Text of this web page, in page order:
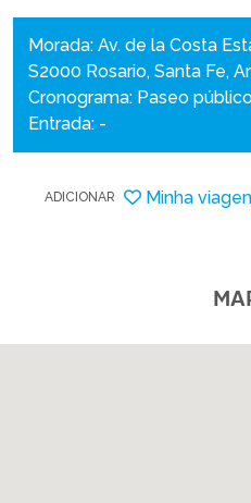
Morada: Av. de la Costa
S2000 Rosario, Santa Fe,
Cronograma: Paseo
Entrada: -
ADICIONAR Minha